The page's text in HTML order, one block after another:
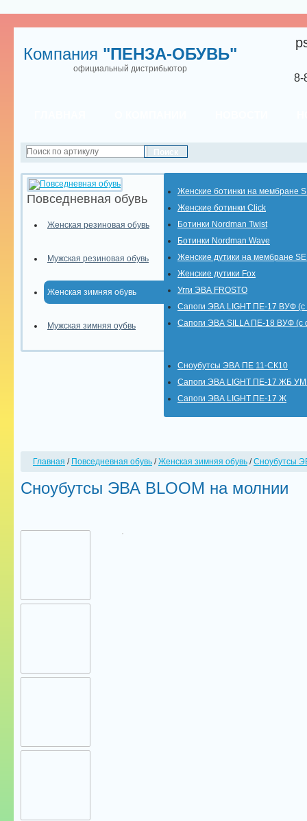
Компания "ПЕНЗА-ОБУВЬ"
официальный дистрибьютор
8-
Повседневная обувь
Женская резиновая обувь
Мужская резиновая обувь
Женская зимняя обувь
Мужская зимняя оубвь
Женские ботинки на мембране
Женские ботинки Click
Ботинки Nordman Twist
Ботинки Nordman Wave
Женские дутики на мембране
Женские дутики Fox
Угги ЭВА FROSTO
Сапоги ЭВА LIGHT ПЕ-17 ВУФ
Сапоги ЭВА SILLA ПЕ-18 ВУФ (с
Сноубутсы ЭВА ПЕ 11-СК10
Сапоги ЭВА LIGHT ПЕ-17 ЖБ
Сапоги ЭВА LIGHT ПЕ-17 Ж
Главная / Повседневная обувь /Женская зимняя обувь /Сноубутсы
Сноубутсы ЭВА BLOOM на молнии